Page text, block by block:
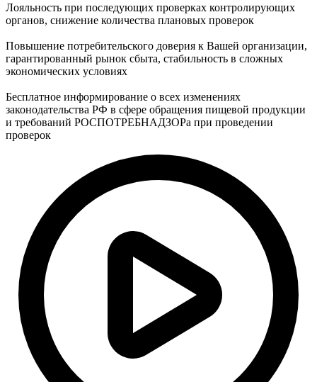
Лояльность при последующих проверках контролирующих
органов, снижение количества плановых проверок
Повышение потребительского доверия к Вашей организации,
гарантированный рынок сбыта, стабильность в сложных
экономических условиях
Бесплатное информирование о всех изменениях
законодательства РФ в сфере обращения пищевой продукции
и требований РОСПОТРЕБНАДЗОРа при проведении
проверок